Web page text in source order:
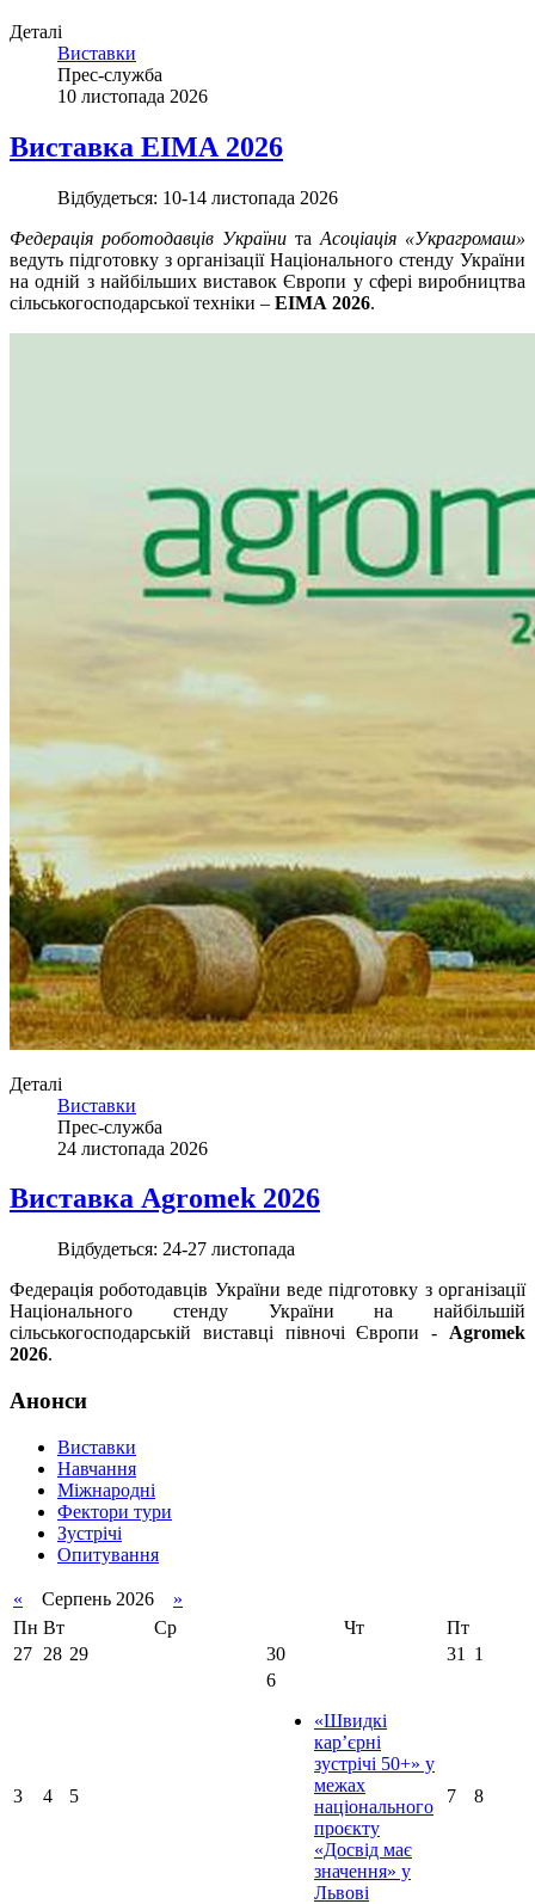
Деталі
Виставки
Прес-служба
10 листопада 2026
Виставка ЕІМА 2026
Відбудеться: 10-14 листопада 2026
Федерація роботодавців України та Асоціація «Украгромаш»
ведуть підготовку з організації Національного стенду України
на одній з найбільших виставок Європи у сфері виробництва
сільськогосподарської техніки – ЕІМА 2026.
Деталі
Виставки
Прес-служба
24 листопада 2026
Виставка Agromek 2026
Відбудеться: 24-27 листопада
Федерація роботодавців України веде підготовку з організації
Національного стенду України на найбільшій
сільськогосподарській виставці півночі Європи - Agromek
2026.
Анонси
Виставки
Навчання
Міжнародні
Фектори тури
Зустрічі
Опитування
« Серпень 2026
»
Пн Вт Ср Чт
Пт
27 28 29 30 31 1
3 4 5
6
«Швидкі
кар’єрні
зустрічі 50+» у
межах
національного
проєкту
«Досвід має
значення» у
Львові
7 8